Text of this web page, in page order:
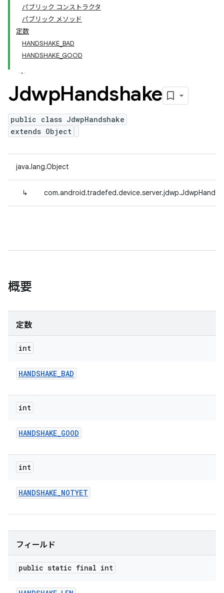
パブリック コンストラクタ
パブリック メソッド
定数
HANDSHAKE_BAD
HANDSHAKE_GOOD
JdwpHandshake
public class JdwpHandshake
extends Object
java.lang.Object
↳
概要
定数
int
HANDSHAKE_BAD
int
HANDSHAKE_GOOD
int
HANDSHAKE_NOTYET
フィールド
public static final int